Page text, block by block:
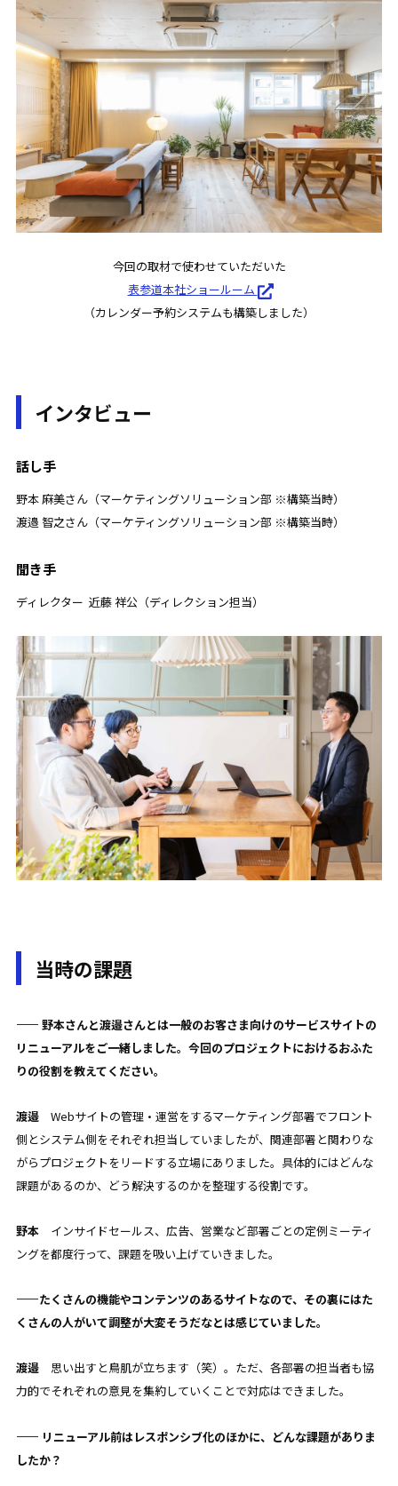
今回の取材で使わせていただいた
表参道本社ショールーム
（カレンダー予約システムも構築しました）
インタビュー
話し手
野本 麻美さん（マーケティングソリューション部 ※構築当時）
渡邉 智之さん（マーケティングソリューション部 ※構築当時）
聞き手
ディレクター 近藤 祥公（ディレクション担当）
当時の課題
—— 野本さんと渡邉さんとは一般のお客さま向けのサービスサイトの
リニューアルをご一緒しました。今回のプロジェクトにおけるおふた
りの役割を教えてください。
渡邉 Webサイトの管理・運営をするマーケティング部署でフロント
側とシステム側をそれぞれ担当していましたが、関連部署と関わりな
がらプロジェクトをリードする立場にありました。具体的にはどんな
課題があるのか、どう解決するのかを整理する役割です。
野本 インサイドセールス、広告、営業など部署ごとの定例ミーティ
ングを都度行って、課題を吸い上げていきました。
——たくさんの機能やコンテンツのあるサイトなので、その裏にはた
くさんの人がいて調整が大変そうだなとは感じていました。
渡邉 思い出すと鳥肌が立ちます（笑）。ただ、各部署の担当者も協
力的でそれぞれの意見を集約していくことで対応はできました。
—— リニューアル前はレスポンシブ化のほかに、どんな課題がありま
したか？